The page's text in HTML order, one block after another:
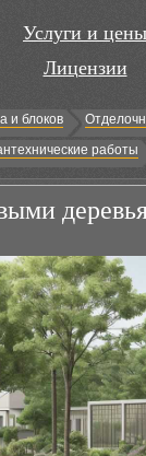
Услуги и цены
Лицензии
и блоков
работы